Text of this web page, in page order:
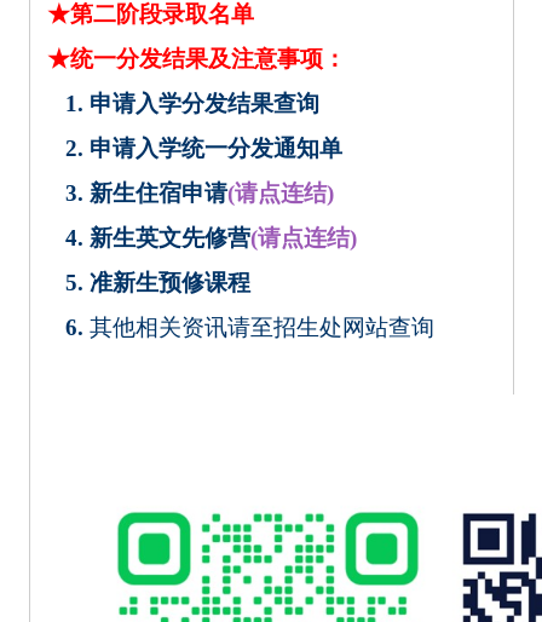
★第二阶段录取名单
★统一分发结果及注意事项：
1. 申请入学分发结果查询
2. 申请入学统一分发通知单
3. 新生住宿申请(请点连结)
4. 新生英文先修营(请点连结)
5. 准新生预修课程
6. 其他相关资讯请至招生处网站查询